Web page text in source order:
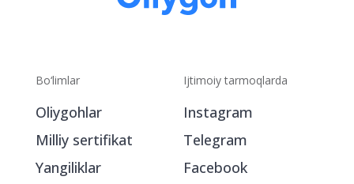
Bo‘limlar
Oliygohlar
Milliy sertifikat
Yangiliklar
Ijtimoiy tarmoqlarda
Instagram
Telegram
Facebook